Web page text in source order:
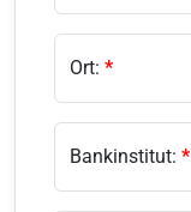
Ort: *
Bankinstitut: *